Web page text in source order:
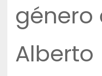
género
Alberto